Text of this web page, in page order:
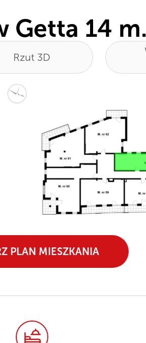
Getta 14
Rzut 3D
PLAN MIESZKANIA